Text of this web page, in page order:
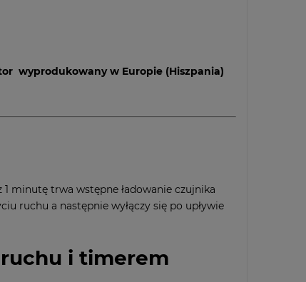
wyprodukowany w Europie (Hiszpania)
minutę trwa wstępne ładowanie czujnika
ruchu a następnie wyłączy się po upływie
ruchu i timerem